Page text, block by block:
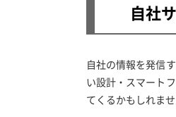
自社
自社の情報を発信
い設計・スマート
てくるかもしれませ